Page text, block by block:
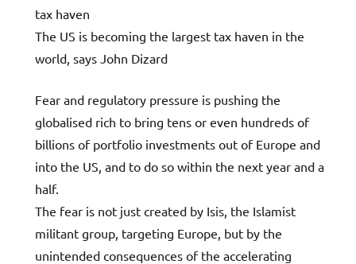
tax haven
The US is becoming the largest tax haven in the
world, says John Dizard
Fear and regulatory pressure is pushing the
globalised rich to bring tens or even hundreds of
billions of portfolio investments out of Europe and
into the US, and to do so within the next year and a
half.
The fear is not just created by Isis, the Islamist
militant group, targeting Europe, but by the
unintended consequences of the accelerating